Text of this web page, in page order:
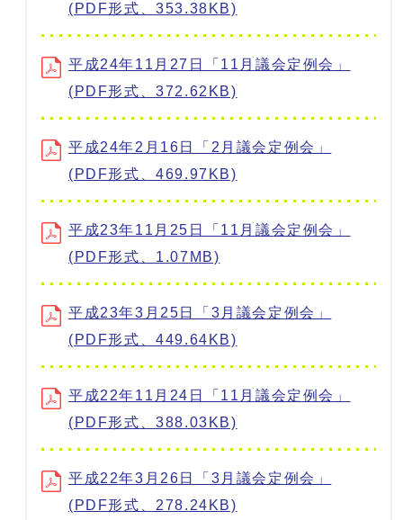
(PDF形式、353.38KB)
平成24年11月27日「11月議会定例会」
(PDF形式、372.62KB)
平成24年2月16日「2月議会定例会」
(PDF形式、469.97KB)
平成23年11月25日「11月議会定例会」
(PDF形式、1.07MB)
平成23年3月25日「3月議会定例会」
(PDF形式、449.64KB)
平成22年11月24日「11月議会定例会」
(PDF形式、388.03KB)
平成22年3月26日「3月議会定例会」
(PDF形式、278.24KB)